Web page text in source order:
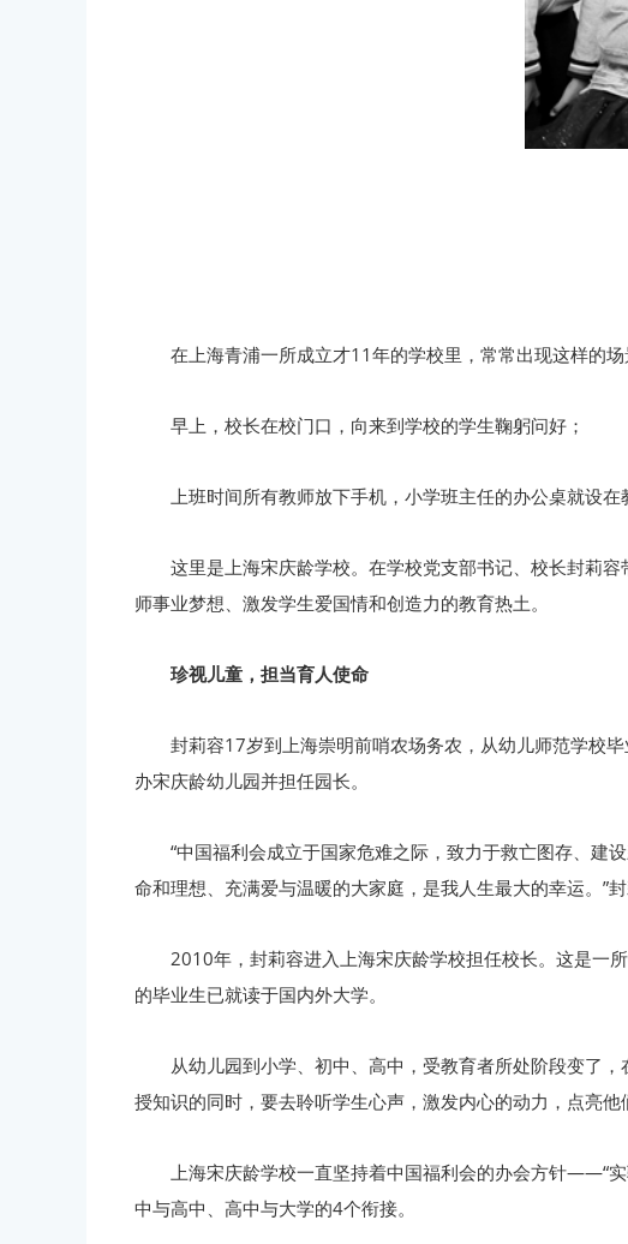
在上海青浦一所成立才11年的学校里，常常出现这样的
早上，校长在校门口，向来到学校的学生鞠躬问好；
上班时间所有教师放下手机，小学班主任的办公桌就设
这里是上海宋庆龄学校。在学校党支部书记、校长封莉
师事业梦想、激发学生爱国情和创造力的教育热土。
珍视儿童，担当育人使命
封莉容17岁到上海崇明前哨农场务农，从幼儿师范学校
办宋庆龄幼儿园并担任园长。
“中国福利会成立于国家危难之际，致力于救亡图存、建
命和理想、充满爱与温暖的大家庭，是我人生最大的幸运。”封
2010年，封莉容进入上海宋庆龄学校担任校长。这是一
的毕业生已就读于国内外大学。
从幼儿园到小学、初中、高中，受教育者所处阶段变了
授知识的同时，要去聆听学生心声，激发内心的动力，点亮他
上海宋庆龄学校一直坚持着中国福利会的办会方针——“
中与高中、高中与大学的4个衔接。